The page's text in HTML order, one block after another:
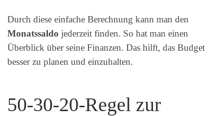
Durch diese einfache Berechnung kann man den
Monatssaldo jederzeit finden. So hat man einen
Überblick über seine Finanzen. Das hilft, das Budget
besser zu planen und einzuhalten.
50-30-20-Regel zur